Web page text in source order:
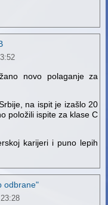
novo polaganje za
na ispit je izašlo 20
položili ispite za klase C
karijeri i puno lepih
odbrane"